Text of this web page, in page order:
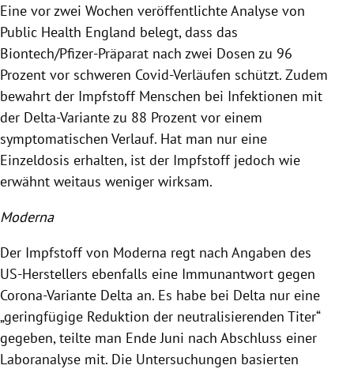
Eine vor zwei Wochen veröffentlichte Analyse von
Public Health England belegt, dass das
Biontech/Pfizer-Präparat nach zwei Dosen zu 96
Prozent vor schweren Covid-Verläufen schützt. Zudem
bewahrt der Impfstoff Menschen bei Infektionen mit
der Delta-Variante zu 88 Prozent vor einem
symptomatischen Verlauf. Hat man nur eine
Einzeldosis erhalten, ist der Impfstoff jedoch wie
erwähnt weitaus weniger wirksam.
Moderna
Der Impfstoff von Moderna regt nach Angaben des
US-Herstellers ebenfalls eine Immunantwort gegen
Corona-Variante Delta an. Es habe bei Delta nur eine
„geringfügige Reduktion der neutralisierenden Titer“
gegeben, teilte man Ende Juni nach Abschluss einer
Laboranalyse mit. Die Untersuchungen basierten